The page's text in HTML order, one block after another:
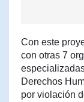
Con este
con otras 7
Derechos
por violación